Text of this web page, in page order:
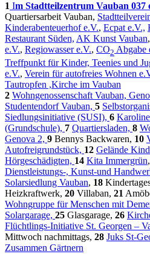
1 Im Stadtteilzentrum Vauban 037
Quartiersarbeit Vauban,
Kinderabenteuerhof e.V., Ecpat e.V.,
Restaurant Süden, AK Kunst Vauban,
e.V., Regiowasser e.V., CO2 Abgabe
Treffpunkt für Kinder, Teenies und
e.V., Verein für autofreies Wohnen
Tautropfen ,Kirche im Vauban
2 Wohngenossenschaft Vauban,
Studentendorf Vauban, 5
Siedlungsinitiative (SUSI), 6
(Grundschule), 7 Quartiersladen, 8
Genova 2, 9 Bennys Backwaren, 10
Autofreigrundstück, 12 Gelände
Hörgeschädigten, 14 Kita Immergrün,
Dienstleistungs-, Kunst-und
Solarsiedlung Vauban, 18
Heizkraftwerk, 20 Villaban, 21
Wohngruppe für Menschen mit
Solargarage, 25 Glasgarage, 26
Flüchtlings-Initiative St. Georgen –
Mittwoch nachmittags, 28 Juks St-
Zusammen Gärtnern